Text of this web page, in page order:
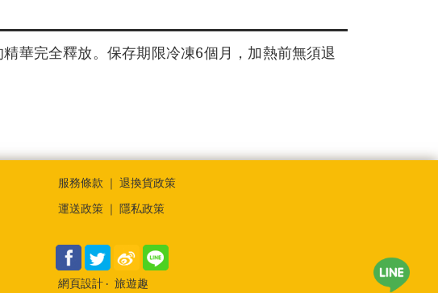
華完全釋放。保存期限冷凍6個月，加熱前無須退
服務條款 ｜ 退換貨政策
運送政策 ｜ 隱私政策
網頁設計 ‧ 旅遊趣